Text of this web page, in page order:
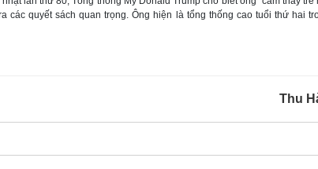
các quyết sách quan trọng. Ông hiện là tổng thống cao tuổi thứ hai
Thu